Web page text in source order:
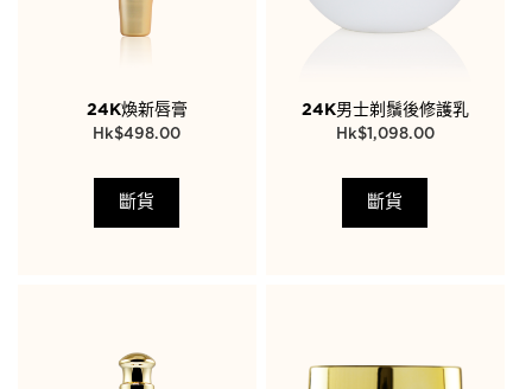
24K煥新唇膏
$498.00
斷貨
24K男士剃鬚後修護乳
$1,098.00
斷貨